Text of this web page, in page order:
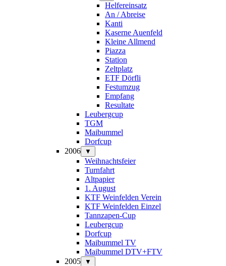
Helfereinsatz
An / Abreise
Kanti
Kaserne Auenfeld
Kleine Allmend
Piazza
Station
Zeltplatz
ETF Dörfli
Festumzug
Empfang
Resultate
Leubergcup
TGM
Maibummel
Dorfcup
2006
▼
Weihnachtsfeier
Turnfahrt
Altpapier
1. August
KTF Weinfelden Verein
KTF Weinfelden Einzel
Tannzapen-Cup
Leubergcup
Dorfcup
Maibummel TV
Maibummel DTV+FTV
2005
▼